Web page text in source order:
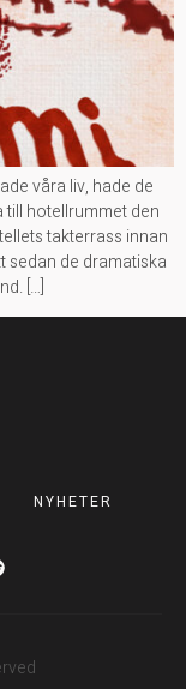
våra liv, hade de
till hotellrummet den
takterrass innan
sedan de dramatiska
[…]
NYHETER